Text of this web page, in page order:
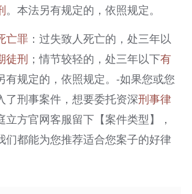
。本法另有规定的，依照规定。
亡罪：过失致人死亡的，处三年以
徒刑 ；情节较轻的，处三年以下有
有规定的，依照规定。-如果您或您
了刑事案件，想要委托资深刑事律
立方官网客服留下【案件类型】，
们都能为您推荐适合您案子的好律